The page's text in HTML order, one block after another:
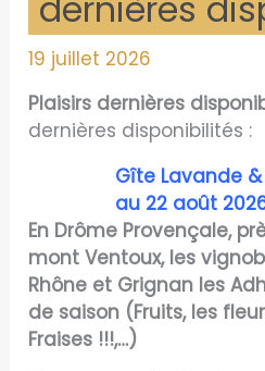
19 juillet 2026
Plaisirs dernières
dernières disponibilités :
Gîte Lavande &
au 22 août
En Drôme Provençale,
mont Ventoux, les
Rhône et Grignan les
de saison (Fruits, les
Fraises !!!,…)